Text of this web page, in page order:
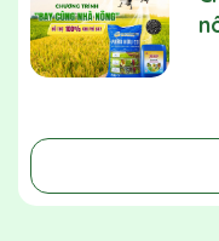
tiêu hóa và tăng
Phù hợp cho mọi
người ăn kiêng
3. Hướng
đến 1/1.5